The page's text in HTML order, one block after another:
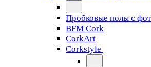
Пробковые полы с
BFM Cork
CorkArt
Corkstyle